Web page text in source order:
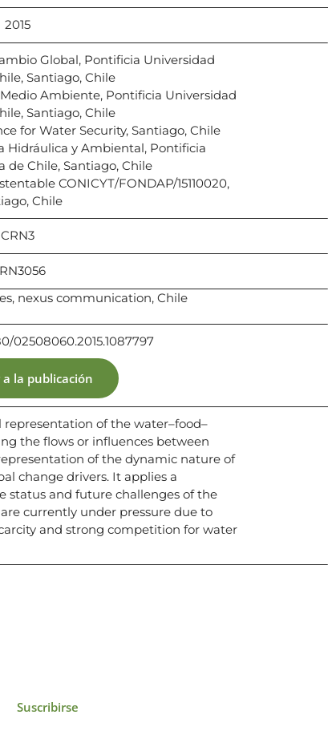
2015
Global, Pontificia Universidad
Santiago, Chile
Ambiente, Pontificia Universidad
Santiago, Chile
for Water Security, Santiago, Chile
Hidráulica y Ambiental, Pontificia
de Chile, Santiago, Chile
CONICYT/FONDAP/15110020,
Chile
CRN3
nexus communication, Chile
02508060.2015.1087797
a la publicación
of the water–food–
the flows or influences between
of the dynamic nature of
change drivers. It applies a
status and future challenges of the
currently under pressure due to
and strong competition for water
Suscribirse